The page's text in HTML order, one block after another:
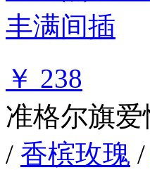
￥ 238
准格尔旗
/ 香槟玫瑰 /